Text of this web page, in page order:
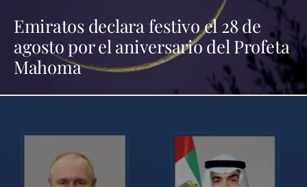
Emiratos declara festivo el 28 de
agosto por el aniversario del Profeta
Mahoma